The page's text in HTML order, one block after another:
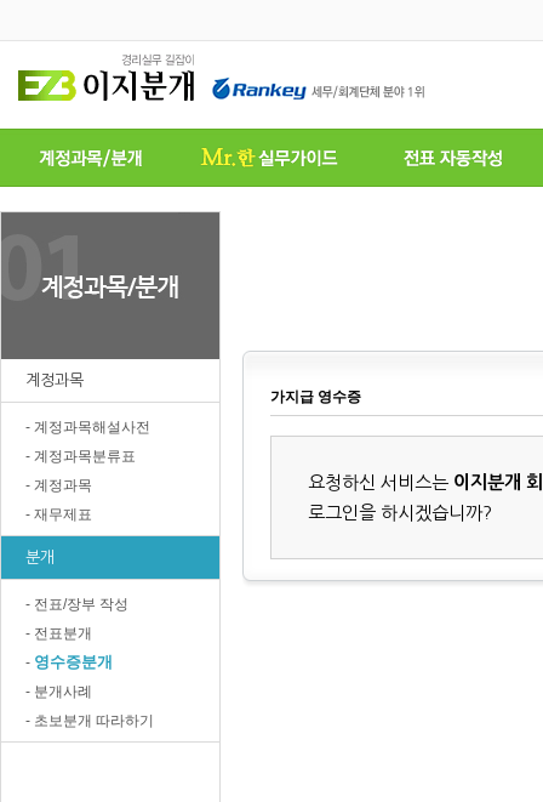
계정과목
- 계정과목해설사전
- 계정과목분류표
- 계정과목
- 재무제표
분개
- 전표/장부 작성
- 전표분개
- 영수증분개
- 분개사례
- 초보분개 따라하기
가지급 영수증
요청하신 서비스는 이지분개
로그인을 하시겠습니까?